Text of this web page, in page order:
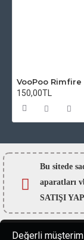
150,00TL
Bu sitede
aparatları
SATIŞI
Değerli